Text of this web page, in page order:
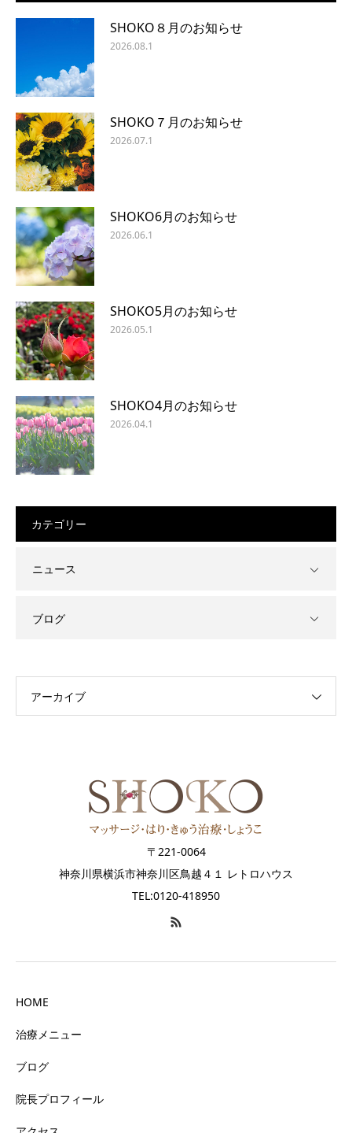
SHOKO８月のお知らせ
2026.08.1
SHOKO７月のお知らせ
2026.07.1
SHOKO6月のお知らせ
2026.06.1
SHOKO5月のお知らせ
2026.05.1
SHOKO4月のお知らせ
2026.04.1
カテゴリー
ニュース
ブログ
アーカイブ
〒221-0064
神奈川県横浜市神奈川区鳥越４１ レトロハウス
TEL:0120-418950
HOME
治療メニュー
ブログ
院長プロフィール